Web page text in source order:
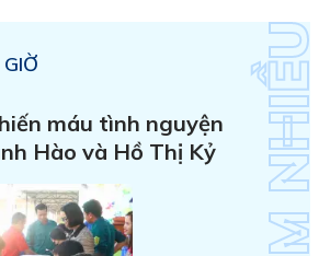
máu tình nguyện
Hào và Hồ Thị Kỷ